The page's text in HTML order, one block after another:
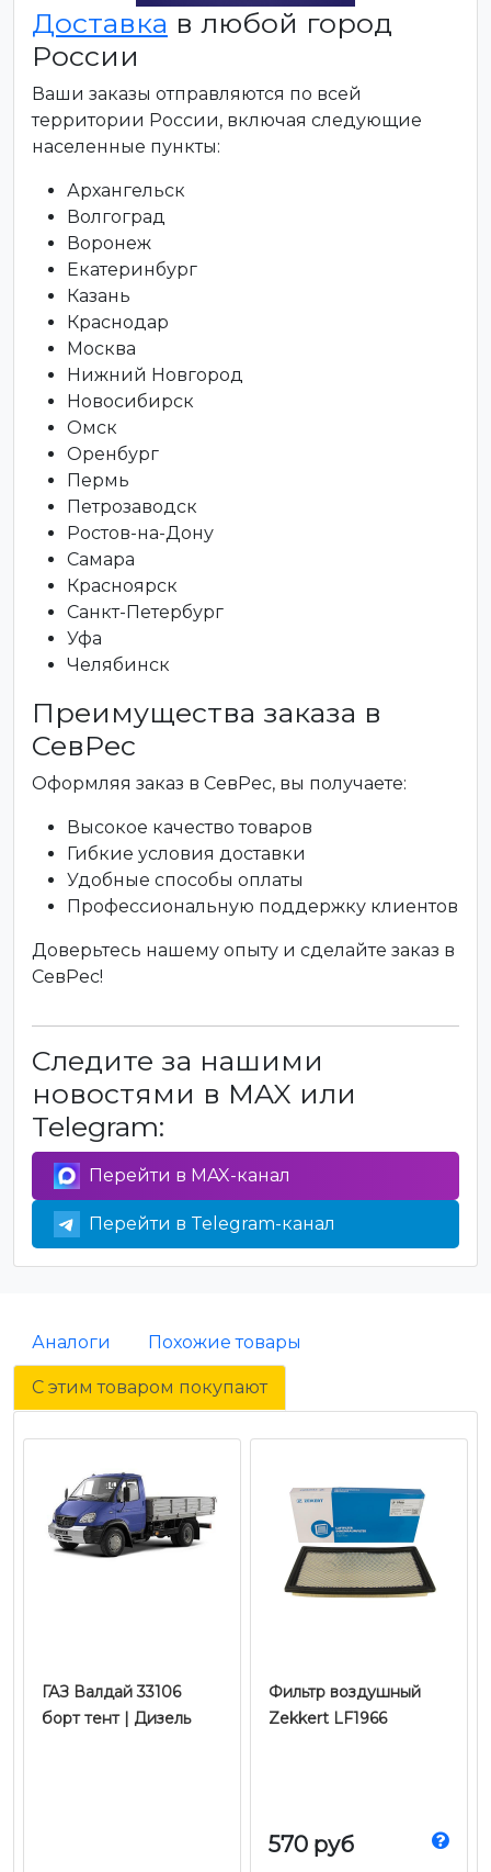
Доставка в любой город
России
Ваши заказы отправляются по всей
территории России, включая следующие
населенные пункты:
Архангельск
Волгоград
Воронеж
Екатеринбург
Казань
Краснодар
Москва
Нижний Новгород
Новосибирск
Омск
Оренбург
Пермь
Петрозаводск
Ростов-на-Дону
Самара
Красноярск
Санкт-Петербург
Уфа
Челябинск
Преимущества заказа в
СевРес
Оформляя заказ в СевРес, вы получаете:
Высокое качество товаров
Гибкие условия доставки
Удобные способы оплаты
Профессиональную поддержку клиентов
Доверьтесь нашему опыту и сделайте заказ в
СевРес!
Следите за нашими
новостями в MAX или
Telegram:
Перейти в MAX-канал
Перейти в Telegram-канал
Аналоги Похожие товары
С этим товаром покупают
ГАЗ Валдай 33106
борт тент | Дизель
Фильтр воздушный
Zekkert LF1966
570 руб